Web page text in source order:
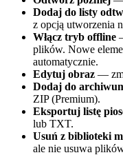
Dodaj do listy
z opcją utworzenia
Włącz tryb offline
plików. Nowe
automatycznie.
Edytuj obraz —
Dodaj do
ZIP (Premium).
Eksportuj listę
lub TXT.
Usuń z biblioteki
ale nie usuwa